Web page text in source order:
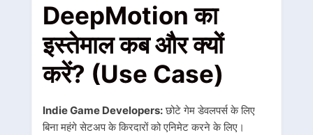
DeepMotion का
इस्तेमाल कब और क्यों
करें? (Use Case)
Indie Game Developers:छोटे गेम डेवलपर्स के लिए
बिना महंगे सेटअप के किरदारों को एनिमेट करने के लिए।